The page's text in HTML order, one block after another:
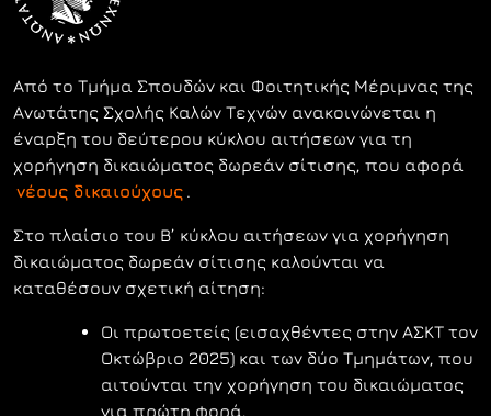
Από το Τμήμα Σπουδών και Φοιτητικής Μέριμνας της
Ανωτάτης Σχολής Καλών Τεχνών ανακοινώνεται η
έναρξη του δεύτερου κύκλου αιτήσεων για τη
χορήγηση δικαιώματος δωρεάν σίτισης, που αφορά
νέους δικαιούχους .
Στο πλαίσιο του Β’ κύκλου αιτήσεων για χορήγηση
δικαιώματος δωρεάν σίτισης καλούνται να
καταθέσουν σχετική αίτηση:
Οι πρωτοετείς (εισαχθέντες στην ΑΣΚΤ τον
Οκτώβριο 2025) και των δύο Τμημάτων, που
αιτούνται την χορήγηση του δικαιώματος
για πρώτη φορά,